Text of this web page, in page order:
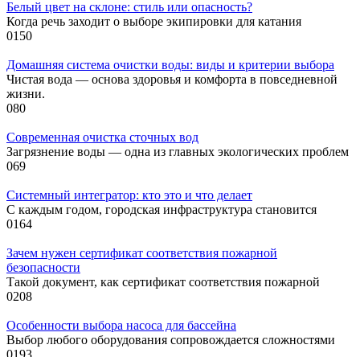
Белый цвет на склоне: стиль или опасность?
Когда речь заходит о выборе экипировки для катания
0150
Домашняя система очистки воды: виды и критерии выбора
Чистая вода — основа здоровья и комфорта в повседневной
жизни.
080
Современная очистка сточных вод
Загрязнение воды — одна из главных экологических проблем
069
Системный интегратор: кто это и что делает
С каждым годом, городская инфраструктура становится
0164
Зачем нужен сертификат соответствия пожарной
безопасности
Такой документ, как сертификат соответствия пожарной
0208
Особенности выбора насоса для бассейна
Выбор любого оборудования сопровождается сложностями
0193